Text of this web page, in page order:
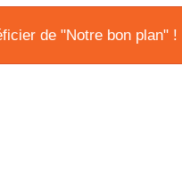
de "Notre bon plan" !